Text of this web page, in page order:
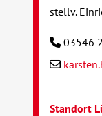
stellv.
03546
Standort